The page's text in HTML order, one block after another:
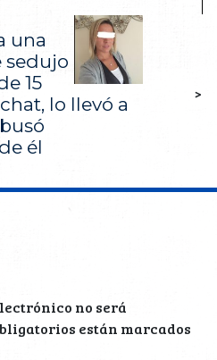
una
sedujo
15
lo llevó a
él
>
no será
están marcados